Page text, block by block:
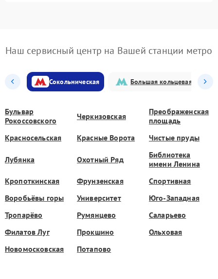
Наш сервисный центр на Вашей станции метро
Сокольническая Большая кольцевая
Бульвар
Рокоссовского
Черкизовская
Преображенская
площадь
Красносельская
Красные Ворота Чистые пруды
Лубянка Охотный Ряд
Библиотека
имени Ленина
Кропоткинская
Фрунзенская
Спортивная
Воробьёвы горы
Университет
Юго-Западная
Тропарёво
Румянцево
Саларьево
Филатов Луг
Прокшино
Ольховая
Новомосковская
Потапово